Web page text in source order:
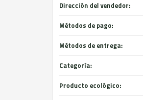
Dirección del vendedor:
Métodos de pago:
Métodos de entrega:
Categoría:
Producto ecológico: